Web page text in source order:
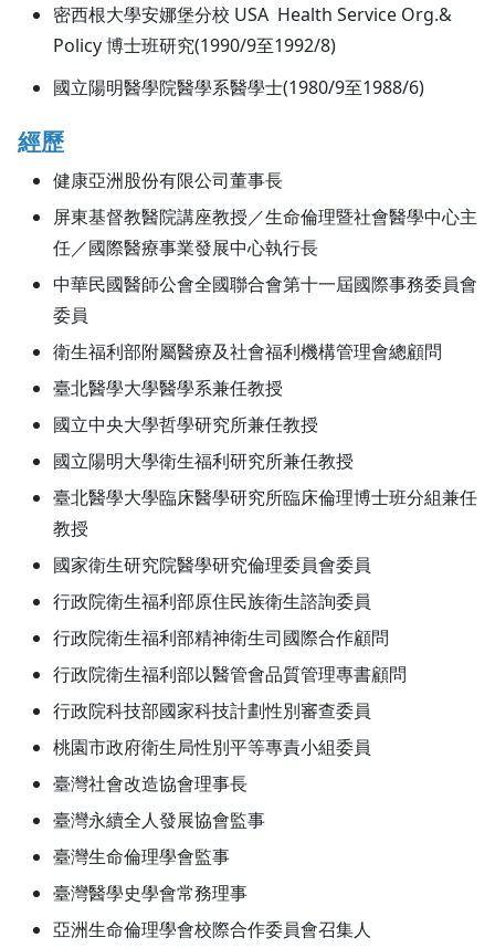
密西根大學安娜堡分校 USA Health Service Org.&
Policy 博士班研究(1990/9至1992/8)
國立陽明醫學院醫學系醫學士(1980/9至1988/6)
經歷
健康亞洲股份有限公司董事長
屏東基督教醫院講座教授／生命倫理暨社會醫學中心主
任／國際醫療事業發展中心執行長
中華民國醫師公會全國聯合會第十一屆國際事務委員會
委員
衛生福利部附屬醫療及社會福利機構管理會總顧問
臺北醫學大學醫學系兼任教授
國立中央大學哲學研究所兼任教授
國立陽明大學衛生福利研究所兼任教授
臺北醫學大學臨床醫學研究所臨床倫理博士班分組兼任
教授
國家衛生研究院醫學研究倫理委員會委員
行政院衛生福利部原住民族衛生諮詢委員
行政院衛生福利部精神衛生司國際合作顧問
行政院衛生福利部以醫管會品質管理專書顧問
行政院科技部國家科技計劃性別審查委員
桃園市政府衛生局性別平等專責小組委員
臺灣社會改造協會理事長
臺灣永續全人發展協會監事
臺灣生命倫理學會監事
臺灣醫學史學會常務理事
亞洲生命倫理學會校際合作委員會召集人